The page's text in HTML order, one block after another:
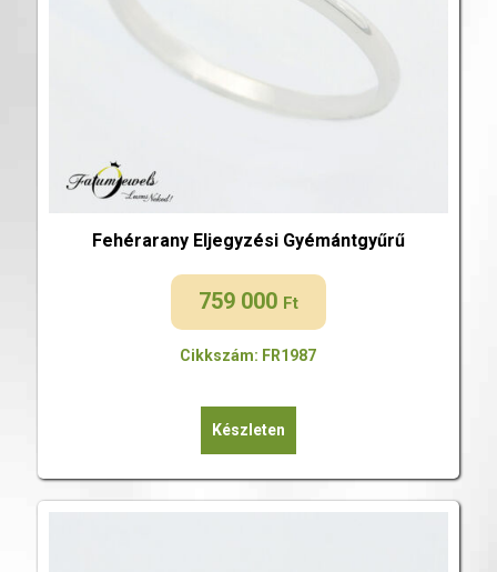
Fehérarany Eljegyzési Gyémántgyűrű
759 000 Ft
Cikkszám: FR1987
Készleten